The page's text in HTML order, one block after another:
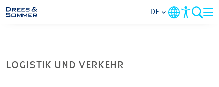
DE
LOGISTIK UND VERKEHR